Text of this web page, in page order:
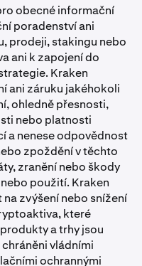
aktiv, se
svá aktiva před datem
základě převládajících
těchto aktiv omezené
toho mohou být
referenčními
mohou vést k
z důvodu
provedení.
obecné informační
poradenství ani
prodeji, stakingu nebo
ani k zapojení do
Kraken
ani záruku jakéhokoli
ohledně přesnosti,
nebo platnosti
a nenese odpovědnost
zpoždění v těchto
zranění nebo škody
použití. Kraken
zvýšení nebo snížení
které
a trhy jsou
vládními
ochrannými